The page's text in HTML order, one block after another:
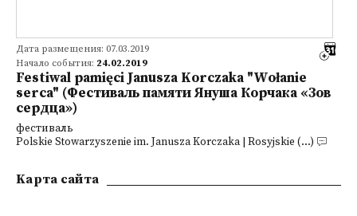
Дата размещения: 07.03.2019
Начало события: 24.02.2019
Festiwal pamięci Janusza Korczaka "Wołanie
serca" (Фестиваль памяти Януша Корчака «Зов
сердца»)
фестиваль
Polskie Stowarzyszenie im. Janusza Korczaka | Rosyjskie (...)
Kарта сайта